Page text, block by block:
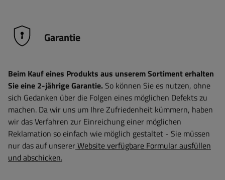
Garantie
Beim Kauf eines Produkts aus unserem Sortiment erhalten
Sie eine 2-jährige Garantie. So können Sie es nutzen, ohne
sich Gedanken über die Folgen eines möglichen Defekts zu
machen. Da wir uns um Ihre Zufriedenheit kümmern, haben
wir das Verfahren zur Einreichung einer möglichen
Reklamation so einfach wie möglich gestaltet - Sie müssen
nur das auf unsererWebsite verfügbare Formular ausfüllen
und abschicken.